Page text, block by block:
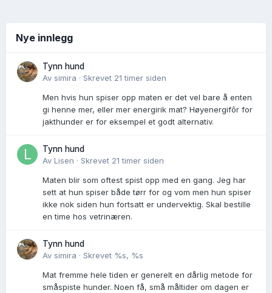
Nye innlegg
Tynn hund
Av simira · Skrevet 21 timer siden
Men hvis hun spiser opp maten er det vel bare å enten
gi henne mer, eller mer energirik mat? Høyenergifôr for
jakthunder er for eksempel et godt alternativ.
Tynn hund
Av Lisen · Skrevet 21 timer siden
Maten blir som oftest spist opp med en gang. Jeg har
sett at hun spiser både tørr for og vom men hun spiser
ikke nok siden hun fortsatt er undervektig. Skal bestille
en time hos vetrinæren.
Tynn hund
Av simira · Skrevet %s, %s
Mat fremme hele tiden er generelt en dårlig metode for
småspiste hunder. Noen få, små måltider om dagen er